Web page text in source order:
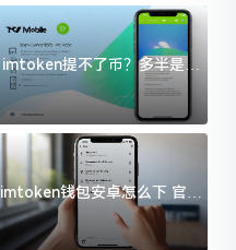
imtoken提不了币？多半是这
几件事没处理好
imtoken钱包安卓怎么下 官方
渠道避坑指南